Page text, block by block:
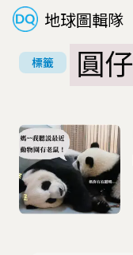
地球圖輯隊
標籤 圓仔